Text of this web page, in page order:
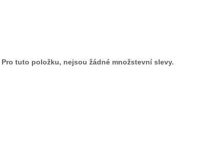
Pro tuto položku, nejsou žádné množstevní slevy.